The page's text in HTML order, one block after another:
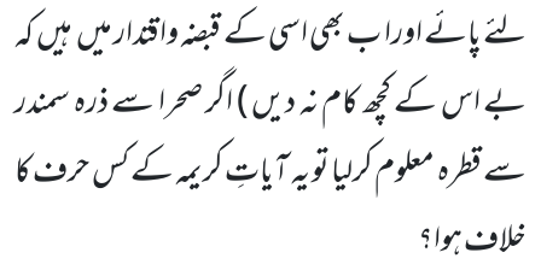
لئے پائے اورا ب بھی اسی کے قبضہ واقتدار میں ہیں کہ
بے اس کے کچھ کام نہ دیں )اگر صحرا سے ذرہ سمندر
سے قطرہ معلوم کرلیا تو یہ آیاتِ کریمہ کے کس حرف کا
خلاف ہوا؟